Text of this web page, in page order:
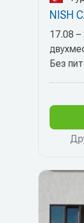
NISH
17.08 –
Без